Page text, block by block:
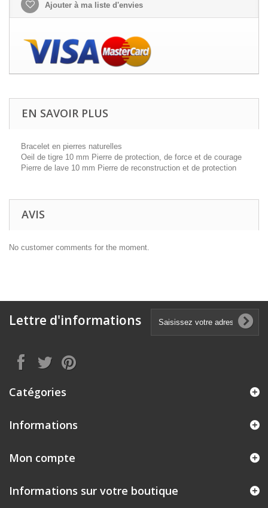
Ajouter à ma liste d'envies
EN SAVOIR PLUS
Bracelet en pierres naturelles
Oeil de tigre 10 mm Pierre de protection, de force et de courage
Pierre de lave 10 mm Pierre de reconstruction et de protection
AVIS
No customer comments for the moment.
Lettre d'informations
Catégories
Informations
Mon compte
Informations sur votre boutique